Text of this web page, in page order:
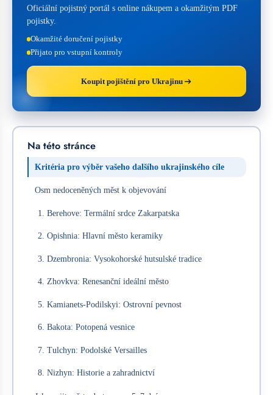
Oficiální pojistný portál s online nákupem a okamžitým PDF
pojistky.
Okamžité doručení pojistky
Přijato pro vstupní kontroly
Koupit pojištění pro Ukrajinu
Na této stránce
Kritéria pro výběr vašeho dalšího ukrajinského cíle
Osm nedoceněných měst k objevování
1. Berehove: Termální srdce Zakarpatska
2. Opishnia: Hlavní město keramiky
3. Dzembronia: Vysokohorské hutsulské tradice
4. Zhovkva: Renesanční ideální město
5. Kamianets-Podilskyi: Ostrovní pevnost
6. Bakota: Potopená vesnice
7. Tulchyn: Podolské Versailles
8. Nizhyn: Historie a zahradnictví